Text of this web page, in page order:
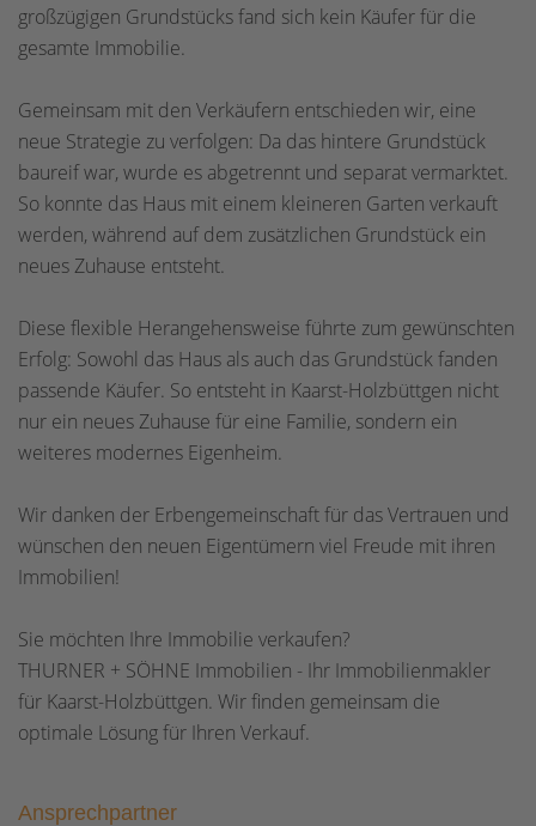
großzügigen Grundstücks fand sich kein Käufer für die
gesamte Immobilie.
Gemeinsam mit den Verkäufern entschieden wir, eine
neue Strategie zu verfolgen: Da das hintere Grundstück
baureif war, wurde es abgetrennt und separat vermarktet.
So konnte das Haus mit einem kleineren Garten verkauft
werden, während auf dem zusätzlichen Grundstück ein
neues Zuhause entsteht.
Diese flexible Herangehensweise führte zum gewünschten
Erfolg: Sowohl das Haus als auch das Grundstück fanden
passende Käufer. So entsteht in Kaarst-Holzbüttgen nicht
nur ein neues Zuhause für eine Familie, sondern ein
weiteres modernes Eigenheim.
Wir danken der Erbengemeinschaft für das Vertrauen und
wünschen den neuen Eigentümern viel Freude mit ihren
Immobilien!
Sie möchten Ihre Immobilie verkaufen?
THURNER + SÖHNE Immobilien - Ihr Immobilienmakler
für Kaarst-Holzbüttgen. Wir finden gemeinsam die
optimale Lösung für Ihren Verkauf.
Ansprechpartner